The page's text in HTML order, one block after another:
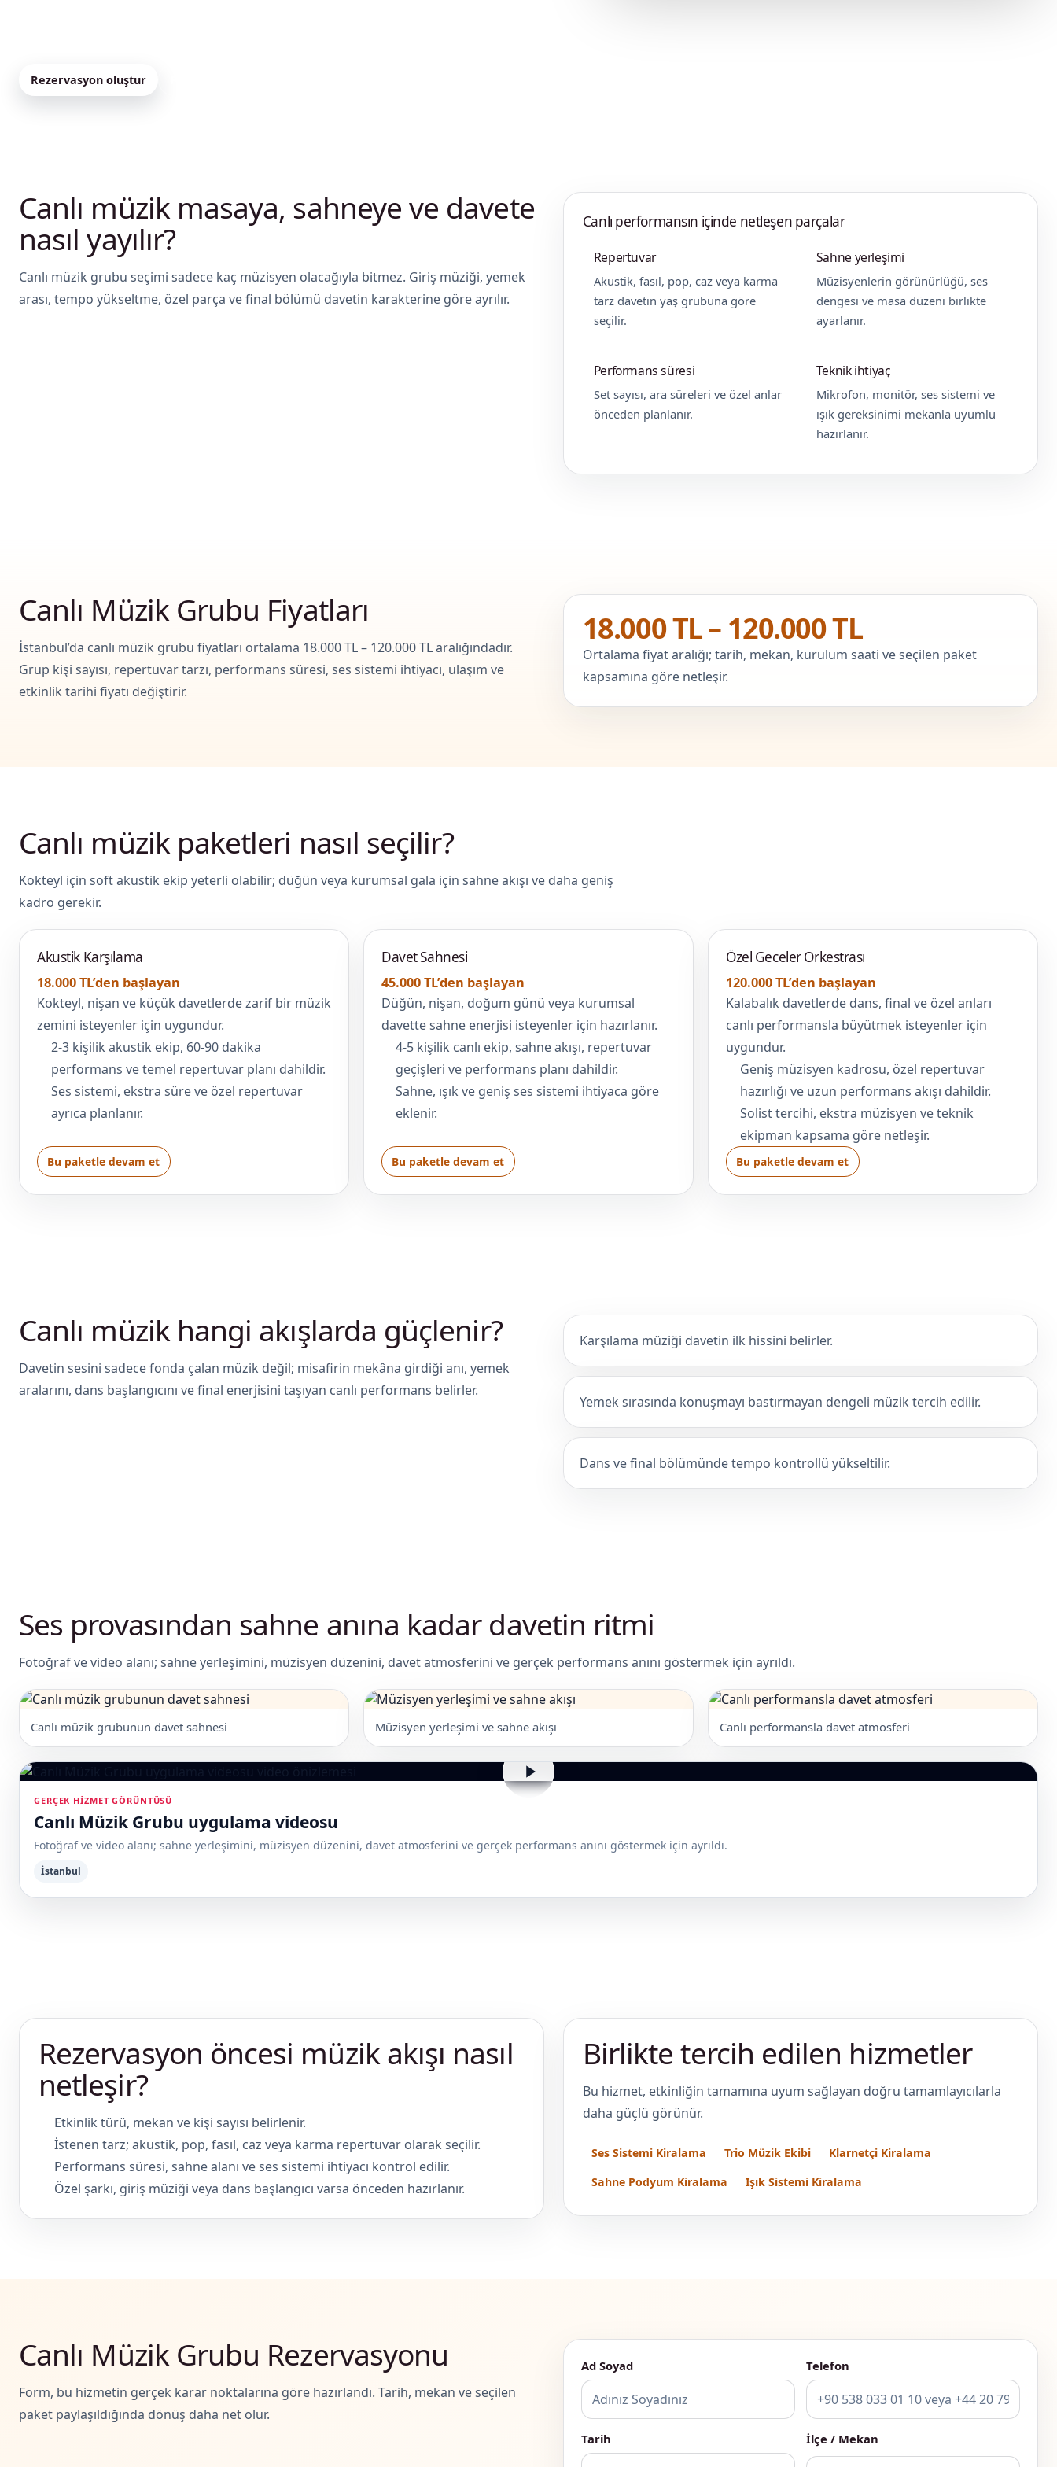
Rezervasyon oluştur
Canlı müzik masaya, sahneye ve davete
nasıl yayılır?
Canlı müzik grubu seçimi sadece kaç müzisyen olacağıyla bitmez. Giriş müziği, yemek
arası, tempo yükseltme, özel parça ve final bölümü davetin karakterine göre ayrılır.
Canlı performansın içinde netleşen parçalar
Repertuvar
Akustik, fasıl, pop, caz veya karma
tarz davetin yaş grubuna göre
seçilir.
Sahne yerleşimi
Müzisyenlerin görünürlüğü, ses
dengesi ve masa düzeni birlikte
ayarlanır.
Performans süresi
Set sayısı, ara süreleri ve özel anlar
önceden planlanır.
Teknik ihtiyaç
Mikrofon, monitör, ses sistemi ve
ışık gereksinimi mekanla uyumlu
hazırlanır.
Canlı Müzik Grubu Fiyatları
İstanbul’da canlı müzik grubu fiyatları ortalama 18.000 TL – 120.000 TL aralığındadır.
Grup kişi sayısı, repertuvar tarzı, performans süresi, ses sistemi ihtiyacı, ulaşım ve
etkinlik tarihi fiyatı değiştirir.
18.000 TL – 120.000 TL
Ortalama fiyat aralığı; tarih, mekan, kurulum saati ve seçilen paket
kapsamına göre netleşir.
Canlı müzik paketleri nasıl seçilir?
Kokteyl için soft akustik ekip yeterli olabilir; düğün veya kurumsal gala için sahne akışı ve daha geniş
kadro gerekir.
Akustik Karşılama
18.000 TL’den başlayan
Kokteyl, nişan ve küçük davetlerde zarif bir müzik
zemini isteyenler için uygundur.
2-3 kişilik akustik ekip, 60-90 dakika
performans ve temel repertuvar planı dahildir.
Ses sistemi, ekstra süre ve özel repertuvar
ayrıca planlanır.
Bu paketle devam et
Davet Sahnesi
45.000 TL’den başlayan
Düğün, nişan, doğum günü veya kurumsal
davette sahne enerjisi isteyenler için hazırlanır.
4-5 kişilik canlı ekip, sahne akışı, repertuvar
geçişleri ve performans planı dahildir.
Sahne, ışık ve geniş ses sistemi ihtiyaca göre
eklenir.
Bu paketle devam et
Özel Geceler Orkestrası
120.000 TL’den başlayan
Kalabalık davetlerde dans, final ve özel anları
canlı performansla büyütmek isteyenler için
uygundur.
Geniş müzisyen kadrosu, özel repertuvar
hazırlığı ve uzun performans akışı dahildir.
Solist tercihi, ekstra müzisyen ve teknik
ekipman kapsama göre netleşir.
Bu paketle devam et
Canlı müzik hangi akışlarda güçlenir?
Davetin sesini sadece fonda çalan müzik değil; misafirin mekâna girdiği anı, yemek
aralarını, dans başlangıcını ve final enerjisini taşıyan canlı performans belirler.
Karşılama müziği davetin ilk hissini belirler.
Yemek sırasında konuşmayı bastırmayan dengeli müzik tercih edilir.
Dans ve final bölümünde tempo kontrollü yükseltilir.
Ses provasından sahne anına kadar davetin ritmi
Fotoğraf ve video alanı; sahne yerleşimini, müzisyen düzenini, davet atmosferini ve gerçek performans anını göstermek için ayrıldı.
Canlı müzik grubunun davet sahnesi Müzisyen yerleşimi ve sahne akışı Canlı performansla davet atmosferi
GERÇEK HIZMET GÖRÜNTÜSÜ
Canlı Müzik Grubu uygulama videosu
Fotoğraf ve video alanı; sahne yerleşimini, müzisyen düzenini, davet atmosferini ve gerçek performans anını göstermek için ayrıldı.
İstanbul
Rezervasyon öncesi müzik akışı nasıl
netleşir?
Etkinlik türü, mekan ve kişi sayısı belirlenir.
İstenen tarz; akustik, pop, fasıl, caz veya karma repertuvar olarak seçilir.
Performans süresi, sahne alanı ve ses sistemi ihtiyacı kontrol edilir.
Özel şarkı, giriş müziği veya dans başlangıcı varsa önceden hazırlanır.
Birlikte tercih edilen hizmetler
Bu hizmet, etkinliğin tamamına uyum sağlayan doğru tamamlayıcılarla
daha güçlü görünür.
Ses Sistemi Kiralama Trio Müzik Ekibi
Klarnetçi Kiralama
Sahne Podyum Kiralama
Işık Sistemi Kiralama
Canlı Müzik Grubu Rezervasyonu
Form, bu hizmetin gerçek karar noktalarına göre hazırlandı. Tarih, mekan ve seçilen
paket paylaşıldığında dönüş daha net olur.
Ad Soyad Telefon
Tarih İlçe / Mekan